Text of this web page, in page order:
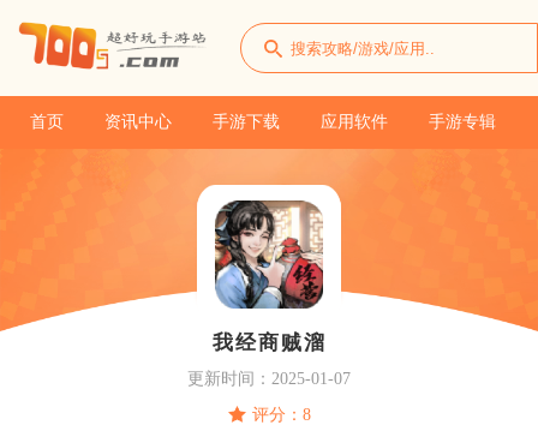
首页 资讯中心 手游下载 应用软件 手游专辑
我经商贼溜
更新时间：2025-01-07
评分：8